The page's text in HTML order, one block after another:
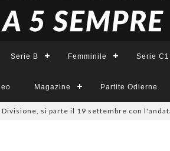
Serie B Femminile Serie C1
Magazine Partite Odierne
si parte il 19 settembre con l'andata del